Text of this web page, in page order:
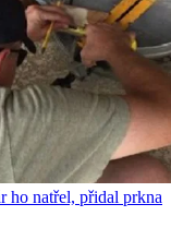
ho natřel, přidal prkna